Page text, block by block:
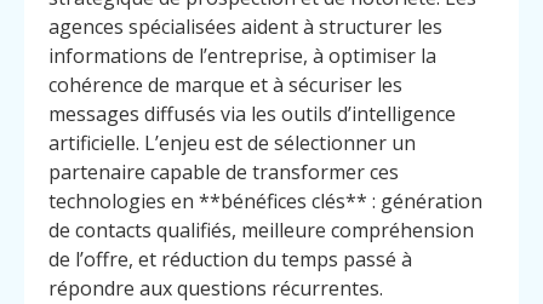
agences spécialisées aident à structurer les
informations de l’entreprise, à optimiser la
cohérence de marque et à sécuriser les
messages diffusés via les outils d’intelligence
artificielle. L’enjeu est de sélectionner un
partenaire capable de transformer ces
technologies en **bénéfices clés** : génération
de contacts qualifiés, meilleure compréhension
de l’offre, et réduction du temps passé à
répondre aux questions récurrentes.